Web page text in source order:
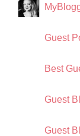
Guest
Best
Guest
Guest